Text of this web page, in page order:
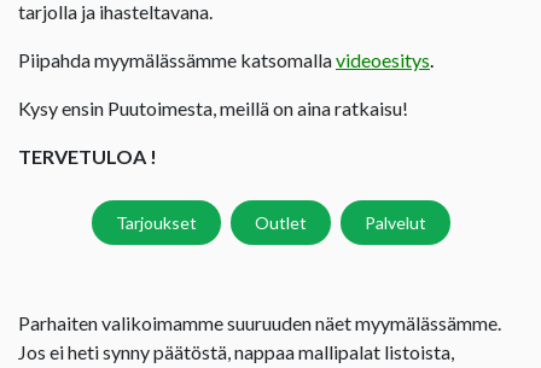
tarjolla ja ihasteltavana.
Piipahda myymälässämme katsomallavideoesitys.
Kysy ensin Puutoimesta, meillä on aina ratkaisu!
TERVETULOA !
Tarjoukset Outlet Palvelut
Parhaiten valikoimamme suuruuden näet myymälässämme.
Jos ei heti synny päätöstä, nappaa mallipalat listoista,